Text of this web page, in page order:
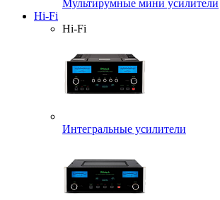
Мультирумные мини усилители
Hi-Fi
Hi-Fi
Интегральные усилители